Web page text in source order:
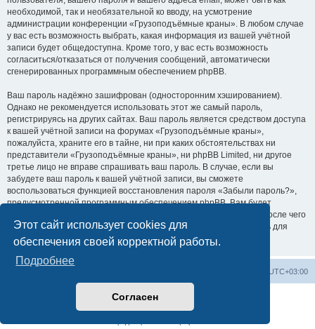
Этот сайт использует cookies для
обеспечения своей корректной работы.
Подробнее
Согласен
необходимой, так и необязательной ко вводу, на усмотрение
администрации конференции «Грузоподъёмные краны». В любом случае
у вас есть возможность выбрать, какая информация из вашей учётной
записи будет общедоступна. Кроме того, у вас есть возможность
согласиться/отказаться от получения сообщений, автоматически
сгенерированных программным обеспечением phpBB.
Ваш пароль надёжно зашифрован (односторонним хэшированием).
Однако не рекомендуется использовать этот же самый пароль,
регистрируясь на других сайтах. Ваш пароль является средством доступа
к вашей учётной записи на форумах «Грузоподъёмные краны»,
пожалуйста, храните его в тайне, ни при каких обстоятельствах ни
представители «Грузоподъёмные краны», ни phpBB Limited, ни другое
третье лицо не вправе спрашивать ваш пароль. В случае, если вы
забудете ваш пароль к вашей учётной записи, вы сможете
воспользоваться функцией восстановления пароля «Забыли пароль?»,
предусмотренной программным обеспечением phpBB. Вам будет
необходимо ввести ваше имя пользователя и ваш адрес email, после чего
программное обеспечение phpBB сгенерирует вам новый пароль для
вашей учётной записи.
UTC+03:00
Создано на основеphpBB® Forum Software © phpBB Limited
Русская поддержка phpBB